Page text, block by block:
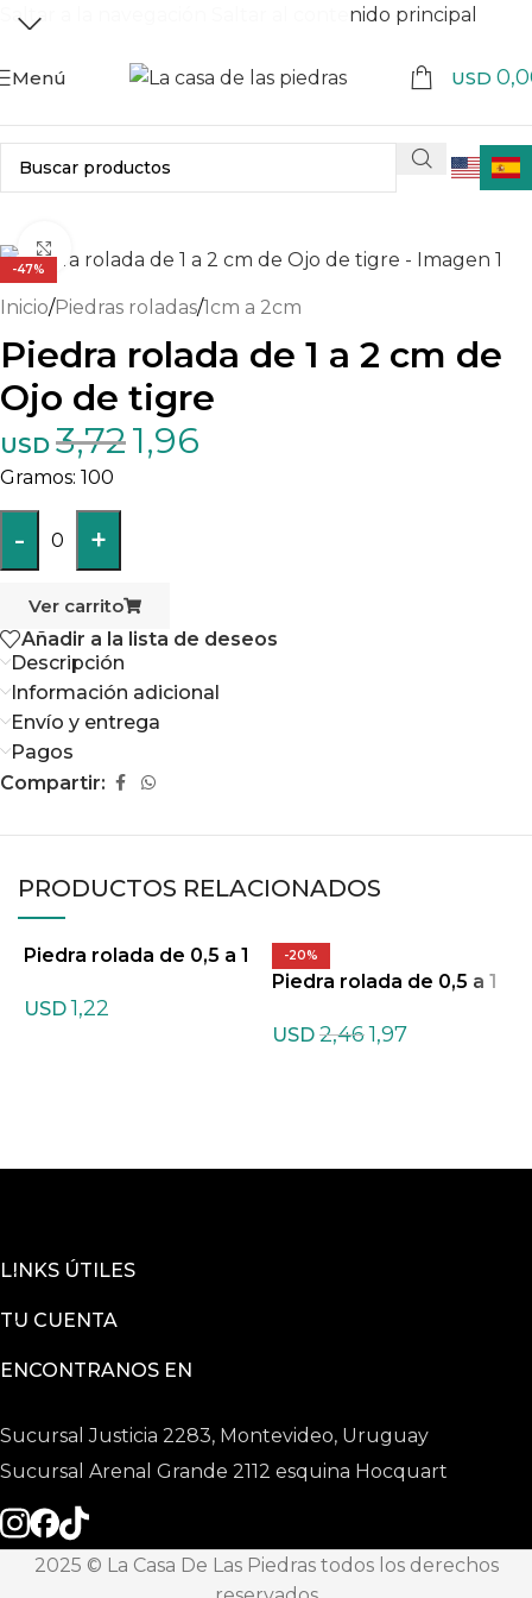
Saltar a la navegación Saltar al contenido principal
Menú USD
-47%
Haga clic para ampliar
Inicio/Piedras roladas/1cm a 2cm
Piedra rolada de 1 a 2 cm de
Ojo de tigre
USD 3,721,96
100
- 0 +
Ver carrito
Añadir a la lista de deseos
Descripción
Información adicional
Envío y entrega
Pagos
Compartir:
PRODUCTOS RELACIONADOS
Piedra rolada de 0,5 a 1
tas
USD 1,22
-20%
Piedra rolada de 0,5 a 1
a
USD 2,461,97
LINKS ÚTILES
TU CUENTA
ENCONTRANOS EN
Sucursal Justicia 2283, Montevideo, Uruguay
Sucursal Arenal Grande 2112 esquina Hocquart
2025 © La Casa De Las Piedras todos los derechos